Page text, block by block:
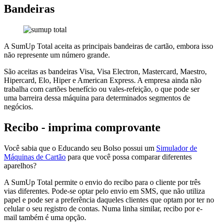
Bandeiras
A SumUp Total aceita as principais bandeiras de cartão, embora isso
não represente um número grande.
São aceitas as bandeiras Visa, Visa Electron, Mastercard, Maestro,
Hipercard, Elo, Hiper e American Express. A empresa ainda não
trabalha com cartões benefício ou vales-refeição, o que pode ser
uma barreira dessa máquina para determinados segmentos de
negócios.
Recibo - imprima comprovante
Você sabia que o Educando seu Bolso possui um Simulador de
Máquinas de Cartão para que você possa comparar diferentes
aparelhos?
A SumUp Total permite o envio do recibo para o cliente por três
vias diferentes. Pode-se optar pelo envio em SMS, que não utiliza
papel e pode ser a preferência daqueles clientes que optam por ter no
celular o seu registro de contas. Numa linha similar, recibo por e-
mail também é uma opção.